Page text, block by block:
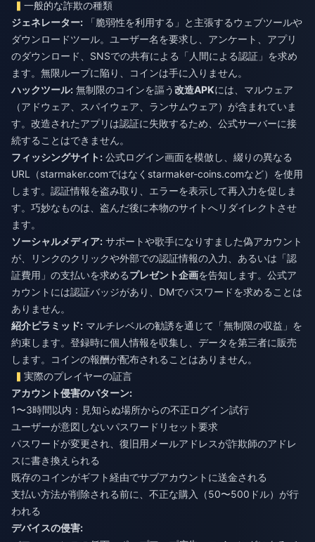
一般的な詐欺の種類
ジェネレーター: 「脆弱性を利用する」と主張するウェブツールや
ダウンロードツール。ユーザー名を要求し、アンケート、アプリ
のダウンロード、SNSでの共有による「人間による認証」を求め
ます。無限ループに陥り、コインは手に入りません。
ハックツール: 無制限のコインを謳う改造APKには、マルウェア
（アドウェア、スパイウェア、ランサムウェア）が含まれていま
す。改造されたアプリは認証に失敗するため、公式サーバーに接
続することはできません。
フィッシングサイト: 公式ログイン画面を模倣し、綴りの異なる
URL（starmaker.comではなくstarmaker-coins.comなど）を使用
します。認証情報を盗み取り、エラーを表示して再入力を促しま
す。巧妙なものは、盗んだ後に本物のサイトへリダイレクトさせ
ます。
ソーシャルメディア: サポートや歌手になりすました偽アカウント
が、リンクのクリックや外部での認証情報の入力、あるいは「認
証費用」の支払いを求めるプレゼント企画を告知します。公式ア
カウントには認証バッジがあり、DMでパスワードを求めることは
ありません。
紹介ピラミッド: マルチレベルの勧誘を通じて「無制限の収益」を
約束します。登録時に個人情報を収集し、データを第三者に販売
します。コインの報酬が配布されることはありません。
実際のプレイヤーの証言
アカウント侵害のパターン:
1〜3時間以内：見知らぬ場所からの不正ログイン試行
ユーザーが意図しないパスワードリセット要求
パスワードが変更され、復旧用メールアドレスが詐欺師のアドレ
スに書き換えられる
既存のコインがギフト経由でサブアカウントに送金される
支払い方法が削除される前に、不正な購入（50〜500ドル）が行
われる
デバイスの侵害: